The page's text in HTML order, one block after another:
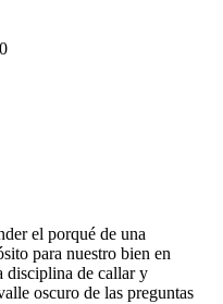
el porqué de una
para nuestro bien en
disciplina de callar y
oscuro de las preguntas